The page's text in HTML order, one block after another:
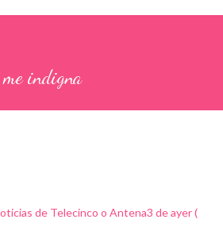
indigna
de Telecinco o Antena3 de ayer (